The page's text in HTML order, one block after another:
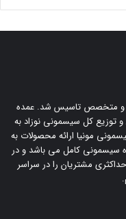
با کادری مجرب و متخصص تاسیس شد. عمده
و توزیع کل سیسمونی نوزاد به
مونیا ارائه محصولات به
سیسمونی کامل می باشد و در
مشتریان را در سراسر